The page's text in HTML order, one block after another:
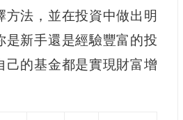
方法，並在投資中做出明
是新手還是經驗豐富的投
己的基金都是實現財富增